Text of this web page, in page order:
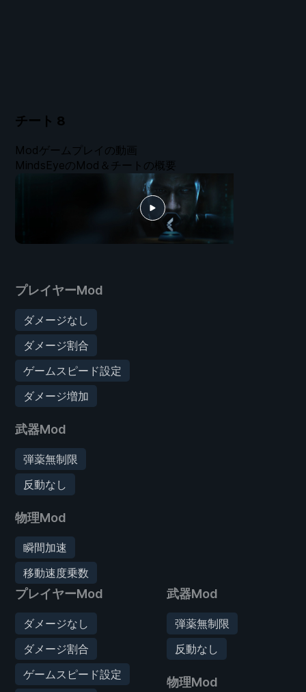
チート 8
プレイヤーMod
ダメージなし
ダメージ割合
ゲームスピード設定
ダメージ増加
武器Mod
弾薬無制限
反動なし
物理Mod
瞬間加速
移動速度乗数
プレイヤーMod
ダメージなし
ダメージ割合
ゲームスピード設定
武器Mod
弾薬無制限
反動なし
物理Mod
Modゲームプレイの動画
MindsEyeのMod＆チートの概要